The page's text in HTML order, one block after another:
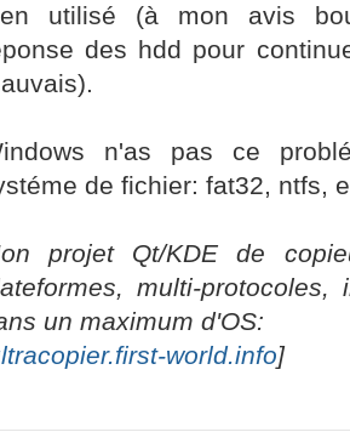
utilisé (à mon avis
des hdd pour
n'as pas ce
de fichier: fat32, ntfs,
projet Qt/KDE de
multi-protocoles,
un maximum d'OS:
world.info]